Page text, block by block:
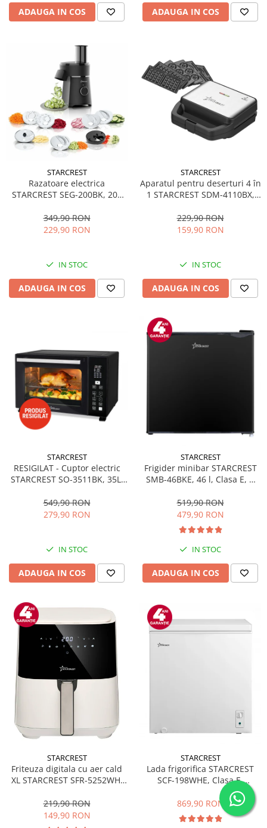
ADAUGA IN COS ADAUGA IN COS
STARCREST
Razatoare electrica
STARCREST SEG-200BK, 200
349,90 RON
229,90 RON
IN STOC
ADAUGA IN COS
STARCREST
Aparatul pentru deserturi 4 în
1 STARCREST SDM-4110BX,
invelis ceramic pentru vafe,
nuci, gogosi si smile
229,90 RON
159,90 RON
IN STOC
ADAUGA IN COS
STARCREST
RESIGILAT - Cuptor electric
STARCREST SO-3511BK, 35L,
Programe predefinite,
Interfata digitala, Negru
549,90 RON
279,90 RON
IN STOC
ADAUGA IN COS
STARCREST
Frigider minibar STARCREST
SMB-46BKE, 46 l, Clasa E, H
519,90 RON
479,90 RON
IN STOC
ADAUGA IN COS
STARCREST
Friteuza digitala cu aer cald
XL STARCREST SFR-5252WH,
200 °C, 8 programe
predefinite, Alb
219,90 RON
149,90 RON
STARCREST
Lada frigorifica STARCREST
SCF-198WHE, Clasa E,
Capacitate 198L, Sistem
convertibil - functie frigider,
Termostat reglabil, Alb
869,90 RON